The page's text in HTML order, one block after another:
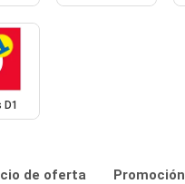
de oferta Promoción